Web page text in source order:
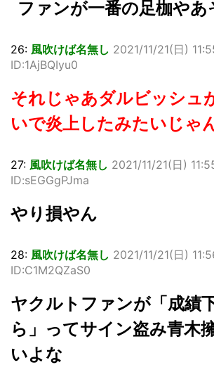
ファンが一番の足枷やあ
26: 風吹けば名無し 2021/11/21(日)
ID:1AjBQIyu0
それじゃあダルビッシュ
いで炎上したみたいじゃ
27: 風吹けば名無し 2021/11/21(日)
ID:sEGGgPJma
やり損やん
28: 風吹けば名無し 2021/11/21(日)
ID:C1M2QZaS0
ヤクルトファンが「成績
ら」ってサイン盗み青木
いよな